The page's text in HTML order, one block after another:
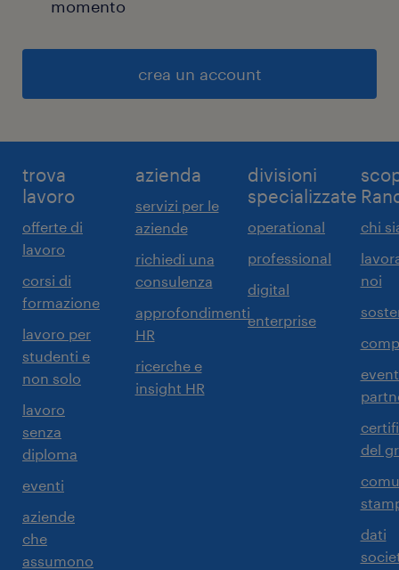
momento
crea un account
trova
lavoro
offerte di
lavoro
corsi di
formazione
lavoro per
studenti e
non solo
lavoro
senza
diploma
eventi
aziende
che
assumono
azienda
servizi per le
aziende
richiedi una
consulenza
approfondimenti
HR
ricerche e
insight HR
divisioni
specializzate
operational
professional
digital
enterprise
chi
noi
del
dati